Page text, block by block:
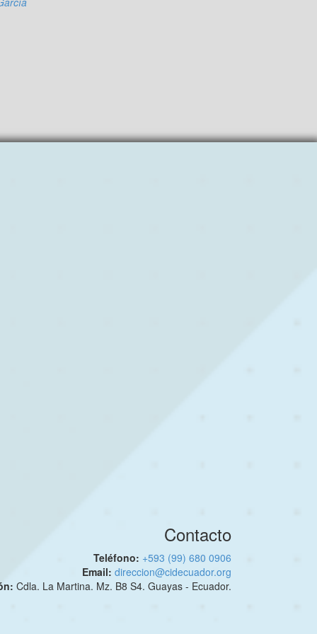
Contacto
Teléfono: +593 (99) 680 0906
Email: direccion@cidecuador.org
Cdla. La Martina. Mz. B8 S4. Guayas - Ecuador.